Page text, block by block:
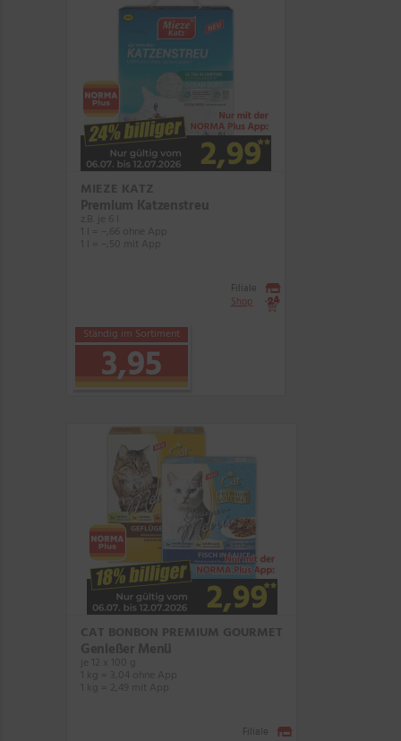
MIEZE KATZ
Premium Katzenstreu
1 l = –,66 ohne App
1 l = –,50 mit App
Ständig im Sortiment
3,95
Filiale
Shop
CAT BONBON PREMIUM GOURMET
Genießer Menü
1 kg = 3,04 ohne App
1 kg = 2,49 mit App
Filiale